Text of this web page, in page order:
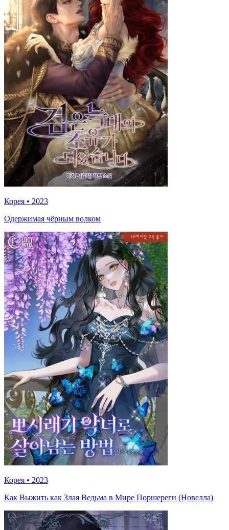
Корея • 2023
Одержимая чёрным волком
Корея • 2023
Как Выжить как Злая Ведьма в Мире Поршереги (Новелла)